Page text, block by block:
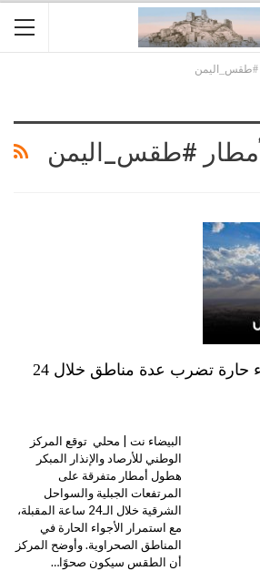
#طقس_اليمن
#طقس_اليمن
أمطار متفرقة وأجواء حارة تضرب عدة مناطق خلال 24
البيضاء نت | محلي توقع المركز
الوطني للأرصاد والإنذار المبكر
هطول أمطار متفرقة على
المرتفعات الجبلية والسواحل
الشرقية خلال الـ24 ساعة المقبلة،
مع استمرار الأجواء الحارة في
المناطق الصحراوية. وأوضح المركز
أن الطقس سيكون صحوًا…